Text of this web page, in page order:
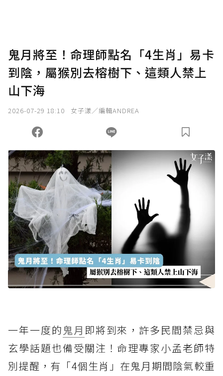
鬼月將至！命理師點名「4生肖」易卡
到陰，屬猴別去榕樹下、這類人禁上
山下海
2026-07-29 18:10 女子漾／編輯ANDREA
一年一度的鬼月 即將到來，許多民間禁忌與
玄學話題也備受關注！命理專家小孟老師特
別提醒，有「4個生肖」在鬼月期間陰氣較重